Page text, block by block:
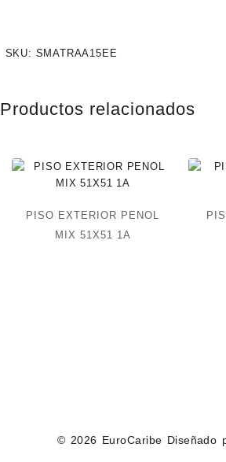
SKU: SMATRAA15EE
Productos relacionados
PISO EXTERIOR PENOL
MIX 51X51 1A
© 2026 EuroCaribe Diseñado